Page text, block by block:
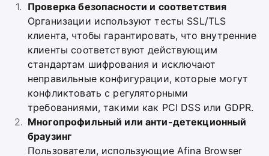
Проверка безопасности и соответствия
Организации используют тесты SSL/TLS
клиента, чтобы гарантировать, что внутренние
клиенты соответствуют действующим
стандартам шифрования и исключают
неправильные конфигурации, которые могут
конфликтовать с регуляторными
требованиями, такими как PCI DSS или GDPR.
Многопрофильный или анти-детекционный
браузинг
Пользователи, использующие Afina Browser